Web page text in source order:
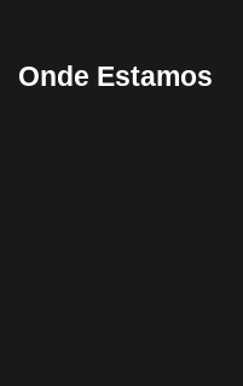
Onde Estamos